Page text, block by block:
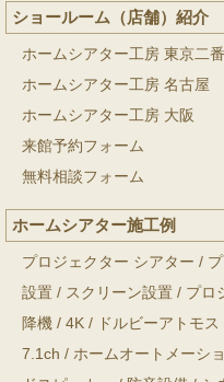
ショールーム（店舗）紹介
ホームシアター工房 東京二番
ホームシアター工房 名古屋
ホームシアター工房 大阪
来館予約フォーム
無料相談フォーム
ホームシアター施工例
プロジェクター シアター /
設置 / スクリーン設置 / プロ
降機 / 4K / ドルビーアトモス
7.1ch / ホームオートメーシ